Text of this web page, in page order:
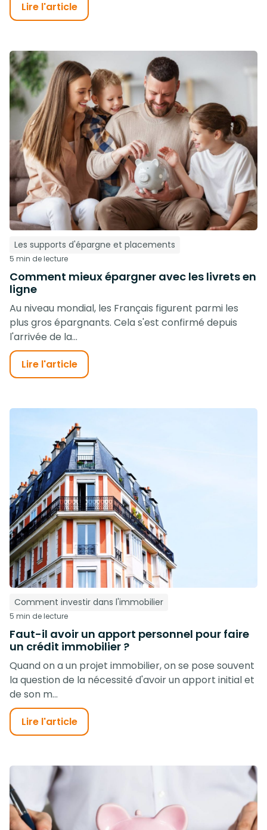
Lire l'article
Les supports d'épargne et placements
5 min de lecture
Comment mieux épargner avec les livrets en
ligne
Au niveau mondial, les Français figurent parmi les
plus gros épargnants. Cela s'est confirmé depuis
l'arrivée de la...
Lire l'article
Comment investir dans l'immobilier
5 min de lecture
Faut-il avoir un apport personnel pour faire
un crédit immobilier ?
Quand on a un projet immobilier, on se pose souvent
la question de la nécessité d'avoir un apport initial et
de son m...
Lire l'article